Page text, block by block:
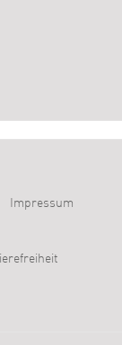
Impressum